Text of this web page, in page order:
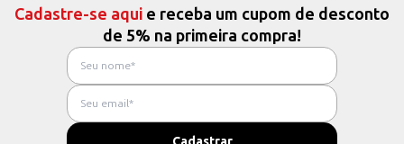
Cadastre-se aqui e receba um cupom de desconto
de 5% na primeira compra!